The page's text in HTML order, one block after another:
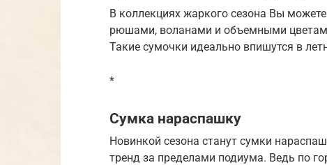
В коллекциях жаркого сезона Вы
рюшами, воланами и объемными
Такие сумочки идеально впишутся в
*
Сумка нараспашку
Новинкой сезона станут сумки
тренд за пределами подиума. Ведь по